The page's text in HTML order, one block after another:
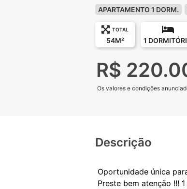
APARTAMENTO 1 DORM.
TOTAL
54M² 1
R$
Os valores e condições
Descrição
Oportunidade única
Preste bem atenção !!!